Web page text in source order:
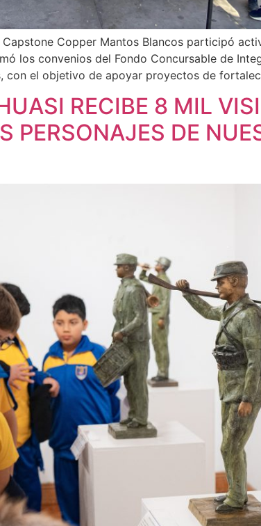
Copper Mantos Blancos participó
los convenios del Fondo Concursable de
con el objetivo de apoyar proyectos de
RECIBE 8 MIL
PERSONAJES DE